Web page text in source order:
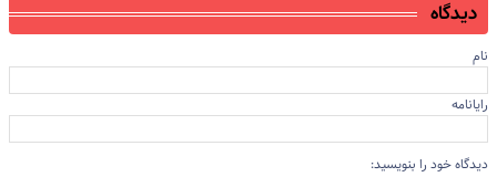
دیدگاه
نام
رایانامه
دیدگاه خود را بنویسید: